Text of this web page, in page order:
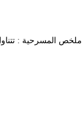
ملخص